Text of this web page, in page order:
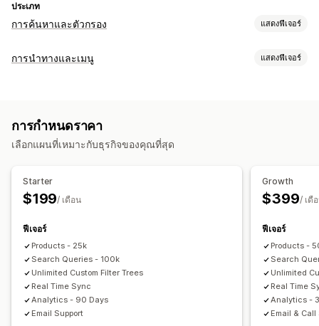
ประเภท
การค้นหาและตัวกรอง แสดงฟีเจอร์
ฟีเจอร์การค้นหา
การค้นหาส่วนบุคคล
ไม่รวมผลลัพธ์
การปรับแต่งการแสดงผล
การเปลี่ยนรูปแบบตามการแสดงผลบนมือถือ
CSS ที่กำหนดเอง
ตัวกรองที่กำหนดเอง
การวิเคราะห์
ข้อมูลเชิงลึกจาก AI
การติดตามคอนเวอร์ชัน
การใช้ตัวกรอง
การวิเคราะห์แบบเรียลไทม์
การนำทางและเมนู แสดงฟีเจอร์
การปรับแต่ง
เครื่องมือแก้ไขแบบลากและวาง
สีและแบบอักษร
การเปลี่ยนรูปแบบตามการแสดงผลบนมือถือ
การกำหนดราคา
เลือกแผนที่เหมาะกับธุรกิจของคุณที่สุด
Starter
$199/ เดือน
ฟีเจอร์
Products - 25k
Search Queries - 100k
Unlimited Custom Filter Trees
Real Time Sync
Analytics - 90 Days
Email Support
Growth
$399/ เดื
ฟีเจอร์
Products -
Search
Unlimited
Real Time
Analytics -
Email & Call